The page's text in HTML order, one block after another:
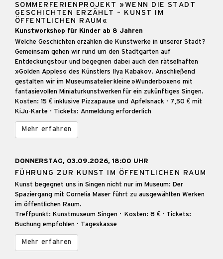
SOMMERFERIENPROJEKT »WENN DIE STADT
GESCHICHTEN ERZÄHLT – KUNST IM
ÖFFENTLICHEN RAUM«
Kunstworkshop für Kinder ab 8 Jahren
Welche Geschichten erzählen die Kunstwerke in unserer Stadt?
Gemeinsam gehen wir rund um den Stadtgarten auf
Entdeckungstour und begegnen dabei auch den rätselhaften
»Golden Apples« des Künstlers Ilya Kabakov. Anschließend
gestalten wir im Museumsatelier kleine »Wunderboxen« mit
fantasievollen Miniaturkunstwerken für ein zukünftiges Singen.
Kosten: 15 € inklusive Pizzapause und Apfelsnack · 7,50 € mit
KiJu-Karte · Tickets: Anmeldung erforderlich
Mehr erfahren
DONNERSTAG, 03.09.2026, 18:00 UHR
FÜHRUNG ZUR KUNST IM ÖFFENTLICHEN RAUM
Kunst begegnet uns in Singen nicht nur im Museum: Der
Spaziergang mit Cornelia Maser führt zu ausgewählten Werken
im öffentlichen Raum.
Treffpunkt: Kunstmuseum Singen · Kosten: 8 € · Tickets:
Buchung empfohlen · Tageskasse
Mehr erfahren